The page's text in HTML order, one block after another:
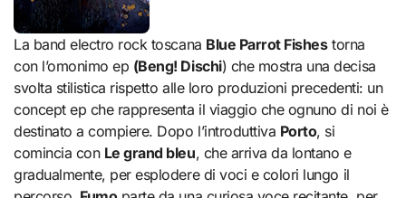
La band electro rock toscana Blue Parrot Fishestorna
con l’omonimo ep (Beng! Dischi) che mostra una decisa
svolta stilistica rispetto alle loro produzioni precedenti: un
concept ep che rappresenta il viaggio che ognuno di noi è
destinato a compiere. Dopo l’introduttiva Porto, si
comincia con Le grand bleu, che arriva da lontano e
gradualmente, per esplodere di voci e colori lungo il